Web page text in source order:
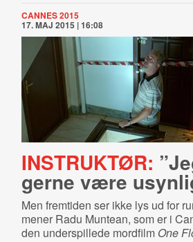
CANNES 2015
17. MAJ 2015 | 16:08
INSTRUKTØR:
gerne være
Men fremtiden ser ikke lys ud for
mener Radu Muntean, som er i
den underspillede mordfilm One